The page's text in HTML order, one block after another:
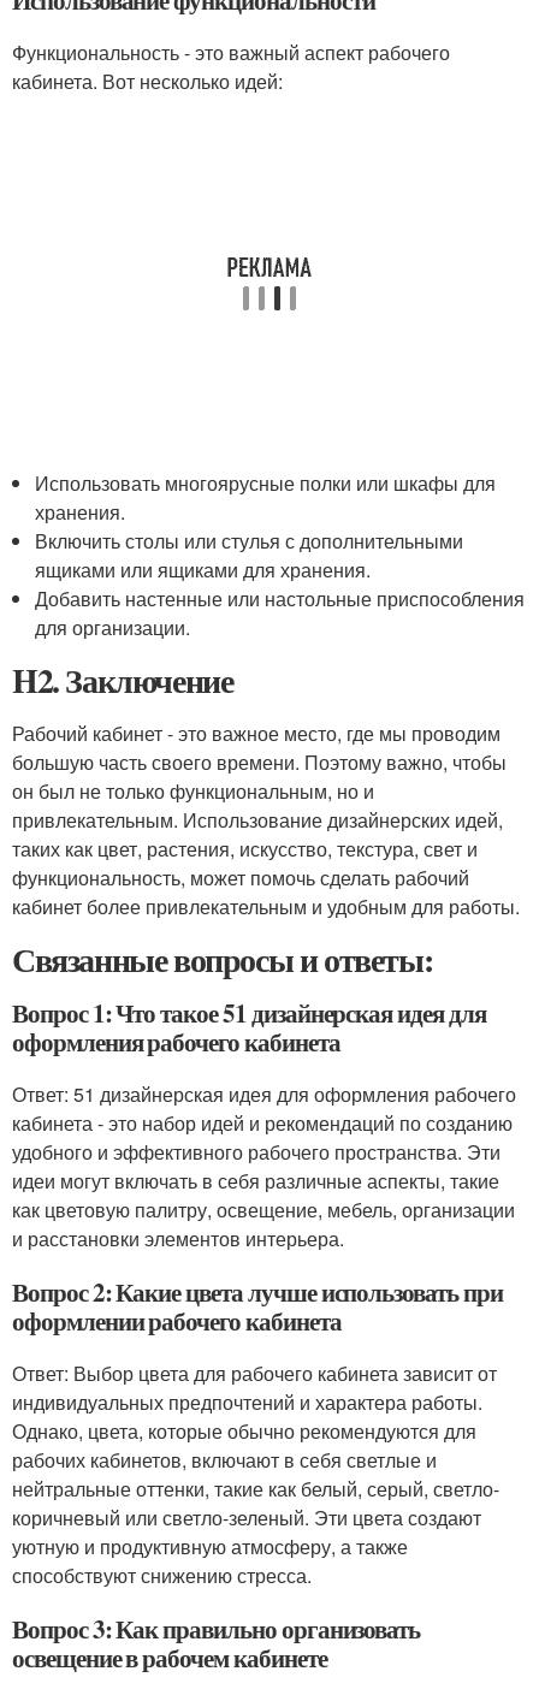
Функциональность - это важный аспект рабочего
кабинета. Вот несколько идей:
Использовать многоярусные полки или шкафы для
хранения.
Включить столы или стулья с дополнительными
ящиками или ящиками для хранения.
Добавить настенные или настольные приспособления
для организации.
H2. Заключение
Рабочий кабинет - это важное место, где мы проводим
большую часть своего времени. Поэтому важно, чтобы
он был не только функциональным, но и
привлекательным. Использование дизайнерских идей,
таких как цвет, растения, искусство, текстура, свет и
функциональность, может помочь сделать рабочий
кабинет более привлекательным и удобным для работы.
Связанные вопросы и ответы:
Вопрос 1: Что такое 51 дизайнерская идея для
оформления рабочего кабинета
Ответ: 51 дизайнерская идея для оформления рабочего
кабинета - это набор идей и рекомендаций по созданию
удобного и эффективного рабочего пространства. Эти
идеи могут включать в себя различные аспекты, такие
как цветовую палитру, освещение, мебель, организации
и расстановки элементов интерьера.
Вопрос 2: Какие цвета лучше использовать при
оформлении рабочего кабинета
Ответ: Выбор цвета для рабочего кабинета зависит от
индивидуальных предпочтений и характера работы.
Однако, цвета, которые обычно рекомендуются для
рабочих кабинетов, включают в себя светлые и
нейтральные оттенки, такие как белый, серый, светло-
коричневый или светло-зеленый. Эти цвета создают
уютную и продуктивную атмосферу, а также
способствуют снижению стресса.
Вопрос 3: Как правильно организовать
освещение в рабочем кабинете